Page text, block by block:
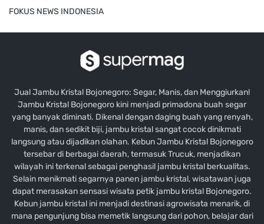
FOKUS NEWS INDONESIA
Jual Jambu Kristal Bojonegoro: Segar, Manis, dan Menggiurkan!
Jambu Kristal Bojonegoro kini menjadi primadona buah segar
yang banyak diminati. Dikenal dengan daging buah yang renyah,
manis, dan sedikit biji, jambu kristal sangat cocok dinikmati
langsung atau dijadikan olahan. Kebun Jambu Kristal Bojonegoro
tersebar di berbagai daerah, termasuk Trucuk, menjadikan
wilayah ini terkenal sebagai penghasil jambu kristal berkualitas.
Selain menikmati segarnya panen jambu kristal, wisatawan juga
dapat merasakan sensasi wisata petik jambu kristal Bojonegoro.
Kebun jambu kristal ini menjadi destinasi agrowisata menarik, di
mana pengunjung bisa memetik langsung dari pohon, belajar dari